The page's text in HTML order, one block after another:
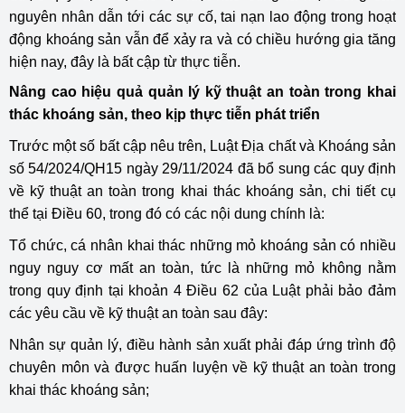
nguyên nhân dẫn tới các sự cố, tai nạn lao động trong hoạt
động khoáng sản vẫn để xảy ra và có chiều hướng gia tăng
hiện nay, đây là bất cập từ thực tiễn.
Nâng cao hiệu quả quản lý kỹ thuật an toàn trong khai
thác khoáng sản, theo kịp thực tiễn phát triển
Trước một số bất cập nêu trên, Luật Địa chất và Khoáng sản
số 54/2024/QH15 ngày 29/11/2024 đã bổ sung các quy định
về kỹ thuật an toàn trong khai thác khoáng sản, chi tiết cụ
thể tại Điều 60, trong đó có các nội dung chính là:
Tổ chức, cá nhân khai thác những mỏ khoáng sản có nhiều
nguy nguy cơ mất an toàn, tức là những mỏ không nằm
trong quy định tại khoản 4 Điều 62 của Luật phải bảo đảm
các yêu cầu về kỹ thuật an toàn sau đây:
Nhân sự quản lý, điều hành sản xuất phải đáp ứng trình độ
chuyên môn và được huấn luyện về kỹ thuật an toàn trong
khai thác khoáng sản;